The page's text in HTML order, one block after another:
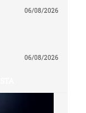
06/08/2026
06/08/2026